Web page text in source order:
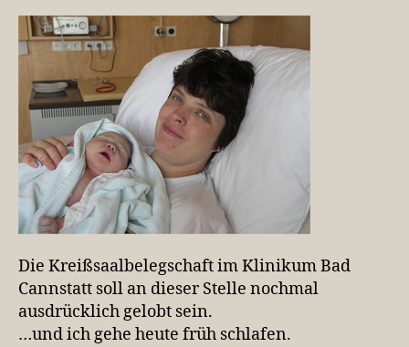
Die Kreißsaalbelegschaft im Klinikum Bad
Cannstatt soll an dieser Stelle nochmal
ausdrücklich gelobt sein.
…und ich gehe heute früh schlafen.